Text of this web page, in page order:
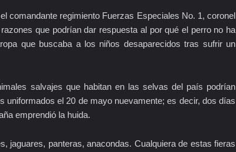
comandante regimiento Fuerzas Especiales No. 1, coronel
que podrían dar respuesta al por qué el perro no ha
que buscaba a los niños desaparecidos tras sufrir un
salvajes que habitan en las selvas del país podrían
uniformados el 20 de mayo nuevamente; es decir, dos días
emprendió la huida.
jaguares, panteras, anacondas. Cualquiera de estas fieras